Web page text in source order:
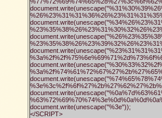
document.write(unescape("%3e"));
</SCRIPT>